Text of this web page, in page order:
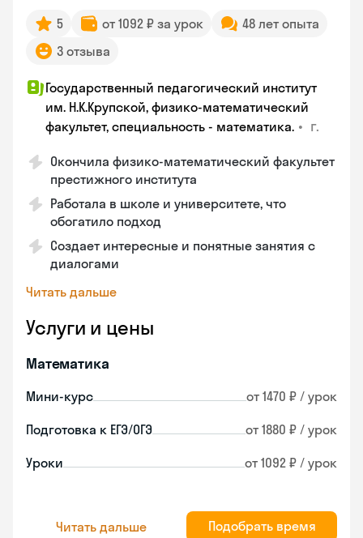
5 от 1092 ₽ за урок
48 лет опыта
3 отзыва
Государственный педагогический институт
им. Н.К.Крупской, физико-математический
факультет, специальность - математика. • г.
Окончила физико-математический факультет
престижного института
Работала в школе и университете, что
обогатило подход
Создает интересные и понятные занятия с
диалогами
Читать дальше
Услуги и цены
Математика
Мини-курс от 1470 ₽ / урок
Подготовка к ЕГЭ/ОГЭ от 1880 ₽ / урок
Уроки от 1092 ₽ / урок
Читать дальше Подобрать время